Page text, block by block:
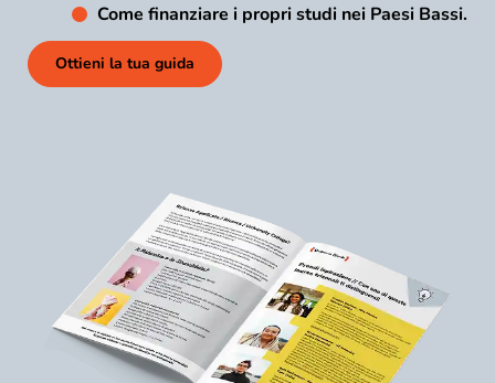
Come finanziare i propri studi nei Paesi Bassi.
Ottieni la tua guida